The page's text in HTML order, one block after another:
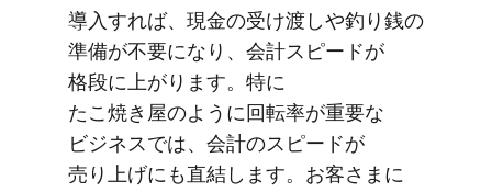
導入すれば、​現金の​受け渡しや​釣り銭の​
準備が​不要に​なり、​会計スピードが​
格段に​上がります。​特に​
たこ焼き屋のように​回転率が​重要な​
ビジネスでは、​会計の​スピードが​
売り上げにも​直結します。​お客さまに​